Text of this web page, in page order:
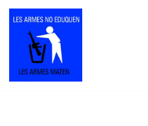
content